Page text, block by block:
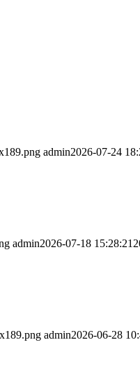
admin2026-07-24
admin2026-07-18 15:28:21
admin2026-06-28